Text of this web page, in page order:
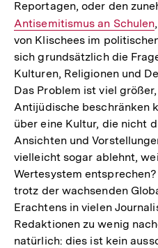
Reportagen, oder den
Antisemitismus an Schulen
von Klischees im
sich grundsätzlich die
Kulturen, Religionen und
Das Problem ist viel
Antijüdische beschränken
über eine Kultur, die nicht
Ansichten und
vielleicht sogar ablehnt,
Wertesystem
trotz der wachsenden
Erachtens in vielen
Redaktionen zu wenig
natürlich: dies ist kein